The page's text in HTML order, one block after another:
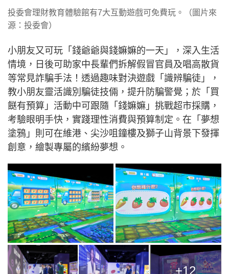
投委會理財教育體驗館有7大互動遊戲可免費玩。（圖片來
源：投委會）
小朋友又可玩「錢爺爺與錢嫲嫲的一天」，深入生活
情境，日後可助家中長輩們拆解假冒官員及唱高散貨
等常見詐騙手法！透過趣味對決遊戲「識辨騙徒」，
教小朋友靈活識別騙徒技倆，提升防騙警覺；於「買
餸有預算」活動中可跟隨「錢嫲嫲」挑戰超市採購，
考驗眼明手快，實踐理性消費與預算制定。在「夢想
塗鴉」則可在維港、尖沙咀鐘樓及獅子山背景下發揮
創意，繪製專屬的繽紛夢想。
+12